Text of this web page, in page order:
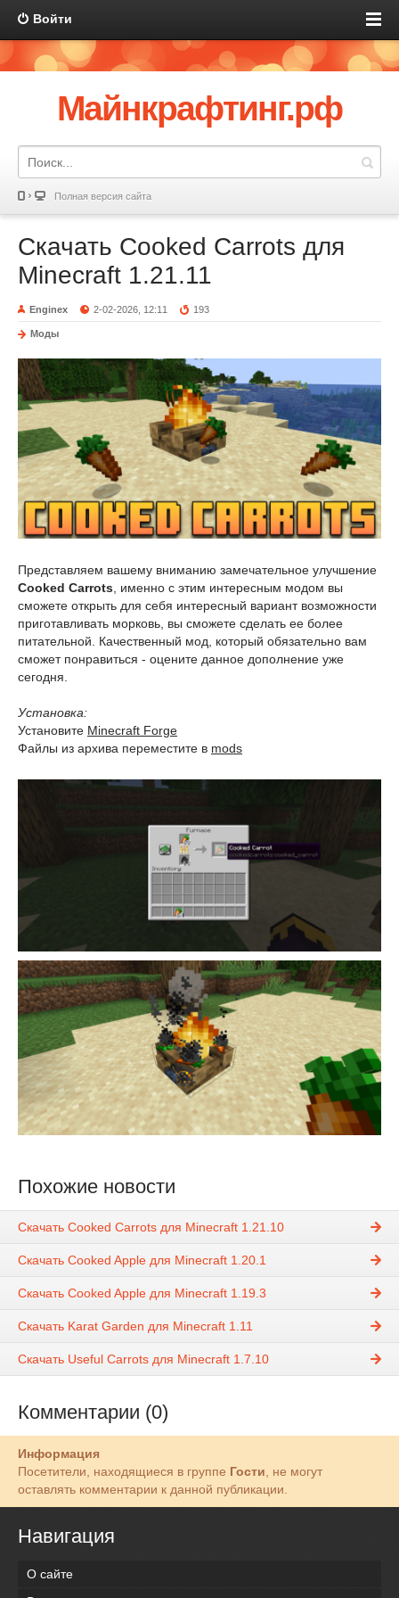
Войти
Майнкрафтинг.рф
Полная версия сайта
Скачать Cooked Carrots для
Minecraft 1.21.11
Enginex 2-02-2026, 12:11 193
Моды
Представляем вашему вниманию замечательное улучшение
Cooked Carrots , именно с этим интересным модом вы
сможете открыть для себя интересный вариант возможности
приготавливать морковь, вы сможете сделать ее более
питательной. Качественный мод, который обязательно вам
сможет понравиться - оцените данное дополнение уже
сегодня.
Установка:
Установите Minecraft Forge
Файлы из архива переместите в mods
Похожие новости
Скачать Cooked Carrots для Minecraft 1.21.10
Скачать Cooked Apple для Minecraft 1.20.1
Скачать Cooked Apple для Minecraft 1.19.3
Скачать Karat Garden для Minecraft 1.11
Скачать Useful Carrots для Minecraft 1.7.10
Комментарии (0)
Информация
Посетители, находящиеся в группе Гости, не могут
оставлять комментарии к данной публикации.
Навигация
О сайте